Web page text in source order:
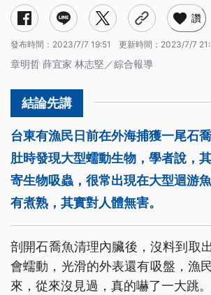
讚
發布時間： 2023/7/7 19:51 更新時間： 2023/7/7
章明哲 薛宜家 林志堅／綜合報導
台東有漁民日前在外海捕獲一尾石
肚時發現大型蠕動生物，學者說，
寄生物吸蟲，很常出現在大型迴游
有煮熟，其實對人體無害。
剖開石喬魚清理內臟後，沒料到取
會蠕動，光滑的外表還有吸盤，漁
來，從來沒見過，真的嚇了一大跳。